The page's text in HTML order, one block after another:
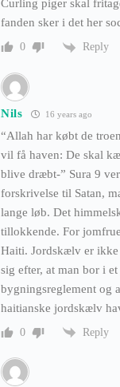
Curling piger skal
fanden sker i det her
0 Reply
Nils 16 years ago
“Allah har købt de
vil få haven: De skal
blive dræbt-” Sura 9
forskrivelse til Satan,
lange løb. Det
tillokkende. For
Haiti. Jordskælv er
sig efter, at man bor i
bygningsreglement og
haitianske jordskælv
0 Reply